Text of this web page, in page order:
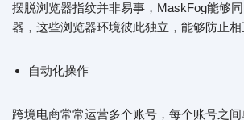
摆脱浏览器指纹并非易事，MaskFog能够
器，这些浏览器环境彼此独立，能够防止相
自动化操作
跨境电商常常运营多个账号，每个账号之间